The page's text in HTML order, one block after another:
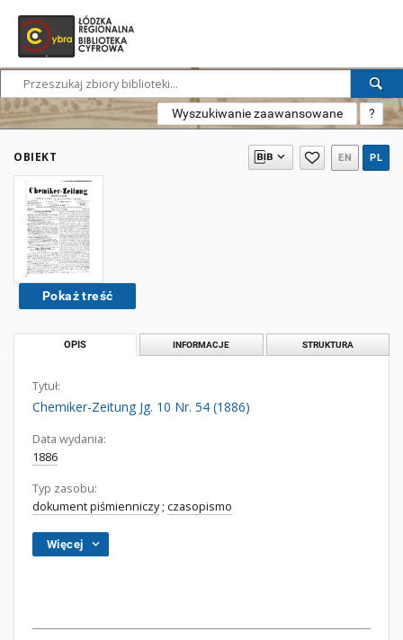
Wyszukiwanie zaawansowane ?
OBIEKT EN PL
Pokaż treść
OPIS INFORMACJE STRUKTURA
Tytuł:
Chemiker-Zeitung Jg. 10 Nr. 54 (1886)
Data wydania:
1886
Typ zasobu:
dokument piśmienniczy; czasopismo
Więcej